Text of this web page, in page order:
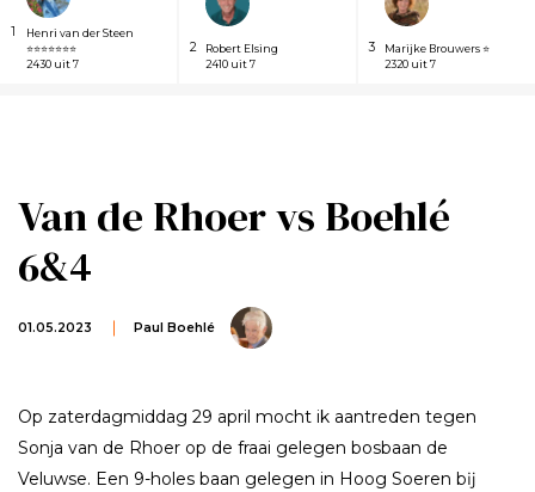
1
Henri van der Steen
⭐⭐⭐⭐⭐⭐⭐
2430 uit 7
2
Robert Elsing
2410 uit 7
3
Marijke Brouwers ⭐
2320 uit 7
Van de Rhoer vs Boehlé
6&4
01.05.2023 Paul Boehlé
Op zaterdagmiddag 29 april mocht ik aantreden tegen
Sonja van de Rhoer op de fraai gelegen bosbaan de
Veluwse. Een 9-holes baan gelegen in Hoog Soeren bĳ